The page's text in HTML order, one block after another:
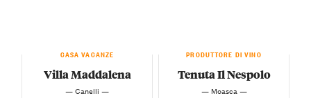
CASA VACANZE
Villa Maddalena
— Canelli —
PRODUTTORE DI VINO
Tenuta Il Nespolo
— Moasca —